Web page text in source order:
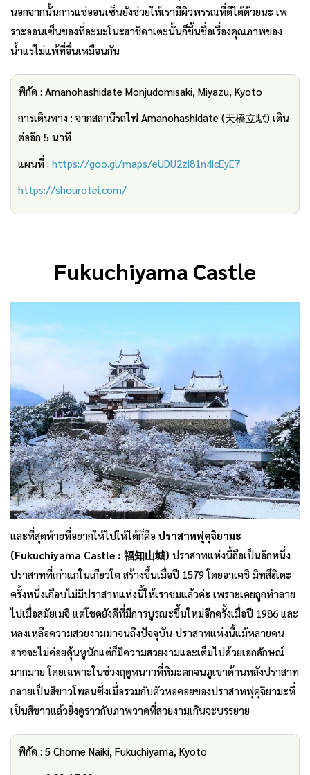
นอกจากนั้นการแช่ออนเซ็นยังช่วยให้เรามีผิวพรรณที่ดีได้ด้วยนะ เพ
ราะออนเซ็นของที่อะมะโนะฮาชิดาเตะนั้นก็ขึ้นชื่อเรื่องคุณภาพของ
น้ำแร่ไม่แพ้ที่อื่นเหมือนกัน
พิกัด : Amanohashidate Monjudomisaki, Miyazu, Kyoto
การเดินทาง : จากสถานีรถไฟ Amanohashidate (天橋立駅) เดิน
ต่ออีก 5 นาที
แผนที่ : https://goo.gl/maps/eUDU2zi81n4icEyE7
https://shourotei.com/
Fukuchiyama Castle
และที่สุดท้ายที่อยากให้ไปให้ได้ก็คือ ปราสาทฟุคุจิยามะ
(Fukuchiyama Castle : 福知山城) ปราสาทแห่งนี้ถือเป็นอีกหนึ่ง
ปราสาทที่เก่าแก่ในเกียวโต สร้างขึ้นเมื่อปี 1579 โดยอาเคชิ มิทสึฮิเดะ
ครั้งหนึ่งเกือบไม่มีปราสาทแห่งนี้ให้เราชมแล้วค่ะ เพราะเคยถูกทำลาย
ไปเมื่อสมัยเมจิ แต่โชคยังดีที่มีการบูรณะขึ้นใหม่อีกครั้งเมื่อปี 1986 และ
หลงเหลือความสวยงามมาจนถึงปัจจุบัน ปราสาทแห่งนี้แม้หลายคน
อาจจะไม่ค่อยคุ้นหูนักแต่ก็มีความสวยงามและเต็มไปด้วยเอกลักษณ์
มากมาย โดยเฉพาะในช่วงฤดูหนาวที่หิมะตกจนภูเขาด้านหลังปราสาท
กลายเป็นสีขาวโพลนซึ่งเมื่อรวมกับตัวหอคอยของปราสาทฟุคุจิยามะที่
เป็นสีขาวแล้วยิ่งดูราวกับภาพวาดที่สวยงามเกินจะบรรยาย
พิกัด : 5 Chome Naiki, Fukuchiyama, Kyoto